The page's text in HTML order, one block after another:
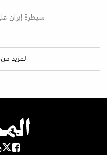
سيطرة إيران
المزيد من